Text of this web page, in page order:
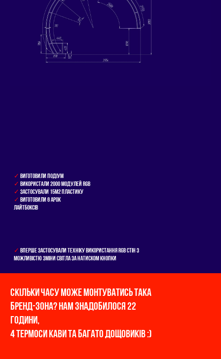
✓ ВИГОТОВИЛИ ПОДIУМ
✓ ВИКОРИСТАЛИ 2000 МОДУЛЕЙ RGB
✓ ЗАСТОСУВАЛИ 15м2 ПЛАСТИКУ
✓ ВИГОТОВИЛИ 6 АРОК
ЛАЙТБОКСIВ
✓ ВПЕРШЕ ЗАСТОСУВАЛИ ТЕХНIКУ ВИКОРИСТАННЯ RGB СТIН З
МОЖЛИВIСТЮ ЗМІНИ СВIТЛА ЗА НАТИСКОМ КНОПКИ
СКIЛЬКИ ЧАСУ МОЖЕ МОНТУВАТИСЬ ТАКА
БРЕНД-ЗОНА? НАМ ЗНАДОБИЛОСЯ 22
ГОДИНИ,
4 ТЕРМОСИ КАВИ ТА БАГАТО ДОЩОВИКIВ :)